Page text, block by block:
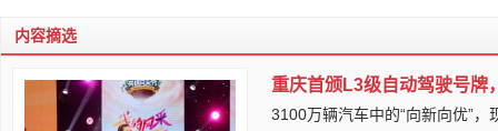
内容摘选
重庆首颁L3级自动驾驶号牌
3100万辆汽车中的“向新向优”，